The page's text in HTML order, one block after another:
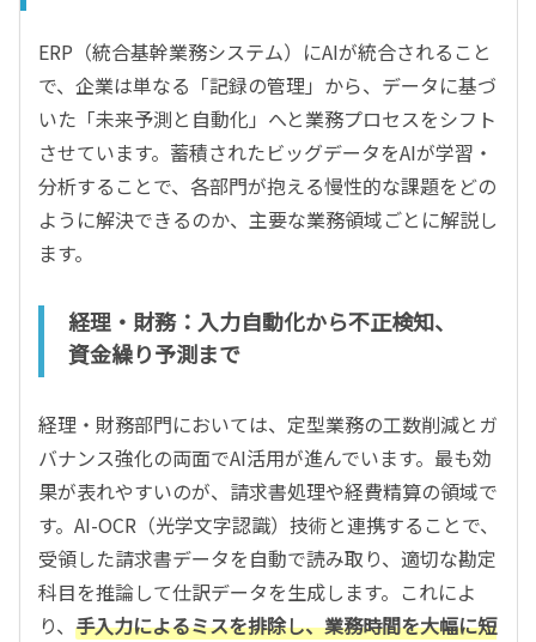
ERP（統合基幹業務システム）にAIが統合されること
で、企業は単なる「記録の管理」から、データに基づ
いた「未来予測と自動化」へと業務プロセスをシフト
させています。蓄積されたビッグデータをAIが学習・
分析することで、各部門が抱える慢性的な課題をどの
ように解決できるのか、主要な業務領域ごとに解説し
ます。
経理・財務：入力自動化から不正検知、
資金繰り予測まで
経理・財務部門においては、定型業務の工数削減とガ
バナンス強化の両面でAI活用が進んでいます。最も効
果が表れやすいのが、請求書処理や経費精算の領域で
す。AI-OCR（光学文字認識）技術と連携することで、
受領した請求書データを自動で読み取り、適切な勘定
科目を推論して仕訳データを生成します。これによ
り、 手入力によるミスを排除し、業務時間を大幅に短